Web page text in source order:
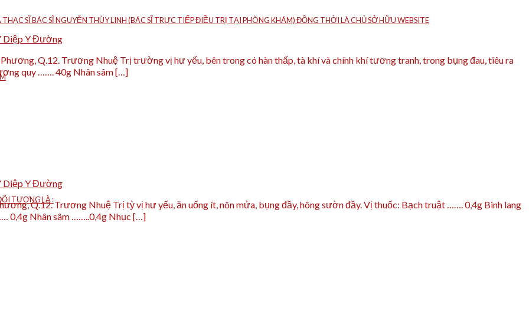
SĨ BÁC SĨ NGUYỄN THÙY LINH (BÁC SĨ TRỰC TIẾP ĐIỀU TRỊ TẠI PHÒNG KHÁM) ĐỒNG THỜI LÀ CHỦ SỞ HỮU WEBSITE
TƯỢNG LÀ :
Diệp Y Đường
Q.12. Trương Nhuệ Trị trường vị hư yếu, bên trong có hàn thấp, tà khí và chính khí tương tranh, trong bụng đau, tiêu ra
quy ……. 40g Nhân sâm […]
Diệp Y Đường
Q.12. Trương Nhuệ Trị tỳ vị hư yếu, ăn uống ít, nôn mửa, bụng đầy, hông sườn đầy. Vị thuốc: Bạch truật ……. 0,4g Binh lang
0,4g Nhân sâm ……..0,4g Nhục […]